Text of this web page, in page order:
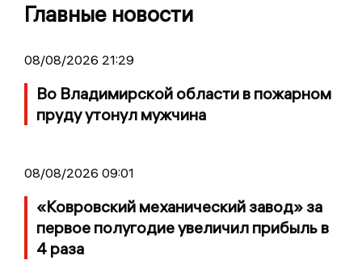
Главные новости
08/08/2026 21:29
Во Владимирской области в пожарном
пруду утонул мужчина
08/08/2026 09:01
«Ковровский механический завод» за
первое полугодие увеличил прибыль в
4 раза